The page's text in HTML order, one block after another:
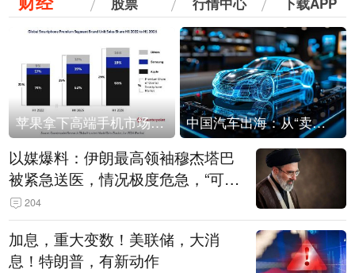
苹果拿下高端手机市场65%的份额：iPhone 17系列功不可没 中国汽车出海：从“卖出去”到“走进去”
以媒爆料：伊朗最高领袖穆杰塔巴
被紧急送医，情况极度危急，“可能
随时会死去”
204
加息，重大变数！美联储，大消
息！特朗普，有新动作